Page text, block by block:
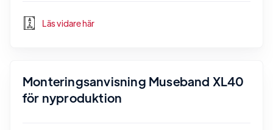
Läs vidare här
Monteringsanvisning Museband XL40
för nyproduktion